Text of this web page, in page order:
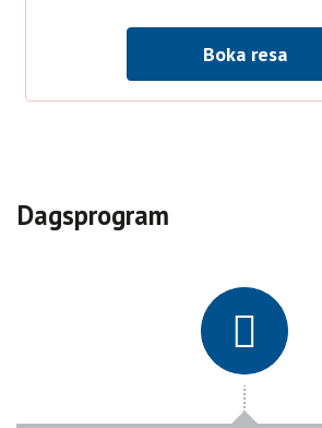
Boka resa
Dagsprogram